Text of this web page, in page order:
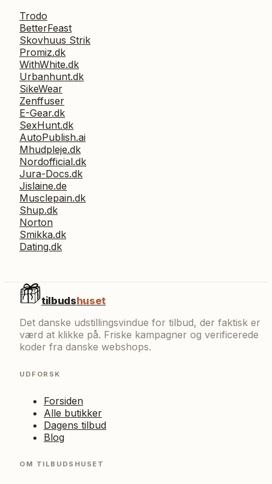
Trodo
BetterFeast
Skovhuus Strik
Promiz.dk
WithWhite.dk
Urbanhunt.dk
SikeWear
Zenffuser
E-Gear.dk
SexHunt.dk
AutoPublish.ai
Mhudpleje.dk
Nordofficial.dk
Jura-Docs.dk
Jislaine.de
Musclepain.dk
Shup.dk
Norton
Smikka.dk
Dating.dk
tilbudshuset
Det danske udstillingsvindue for tilbud, der faktisk er
værd at klikke på. Friske kampagner og verificerede
koder fra danske webshops.
UDFORSK
Forsiden
Alle butikker
Dagens tilbud
Blog
OM TILBUDSHUSET